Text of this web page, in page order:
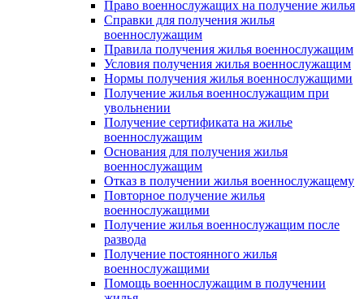
Право военнослужащих на получение жилья
Справки для получения жилья
военнослужащим
Правила получения жилья военнослужащим
Условия получения жилья военнослужащим
Нормы получения жилья военнослужащими
Получение жилья военнослужащим при
увольнении
Получение сертификата на жилье
военнослужащим
Основания для получения жилья
военнослужащим
Отказ в получении жилья военнослужащему
Повторное получение жилья
военнослужащими
Получение жилья военнослужащим после
развода
Получение постоянного жилья
военнослужащими
Помощь военнослужащим в получении